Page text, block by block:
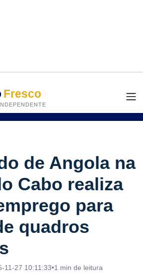
Fresco
de Angola na
Cabo realiza
para
quadros
11-27 10:11:33•1 min de leitura